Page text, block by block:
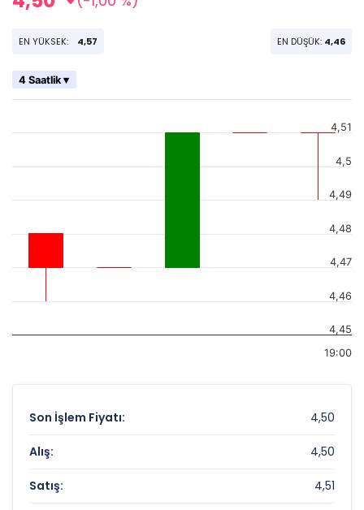
EN YÜKSEK: 4,57 EN DÜŞÜK: 4,46
4 Saatlik ▾
19:00
4,45
4,46
4,47
4,48
4,49
4,5
4,51
Son İşlem Fiyatı: 4,50
Alış: 4,50
Satış: 4,51